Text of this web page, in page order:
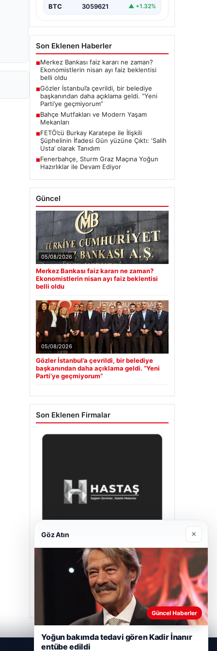
BTC 3059621 ▲ +1.32%
Son Eklenen Haberler
■Merkez Bankası faiz kararı ne zaman?
Ekonomistlerin nisan ayı faiz beklentisi
belli oldu
■Gözler İstanbul’a çevrildi, bir belediye
başkanından daha açıklama geldi. “Yeni
Parti’ye geçmiyorum”
■Bahçe Mutfakları ve Modern Yaşam
Mekanları
■FETÖ’cü Burkay Karatepe ile İlişkili
Şüphelinin İfadesi Gün yüzüne Çıktı: ‘Salih
Usta’ olarak Tanıdım
■Fenerbahçe, Sturm Graz Maçına Yoğun
Hazırlıklar ile Devam Ediyor
Güncel
05/08/2026
Merkez Bankası faiz kararı ne zaman?
Ekonomistlerin nisan ayı faiz beklentisi
belli oldu
05/08/2026
Gözler İstanbul’a çevrildi, bir belediye
başkanından daha açıklama geldi. “Yeni
Parti’ye geçmiyorum”
Son Eklenen Firmalar
Hastaş Beton
Göz Atın ×
Güncel Haberler
Yoğun bakımda tedavi gören Kadir İnanır
entübe edildi